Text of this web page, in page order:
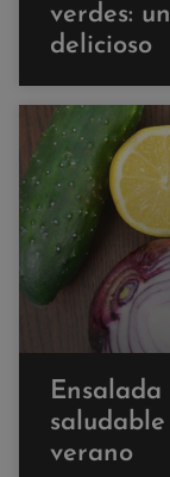
verdes:
delicioso
Ensalada
verano